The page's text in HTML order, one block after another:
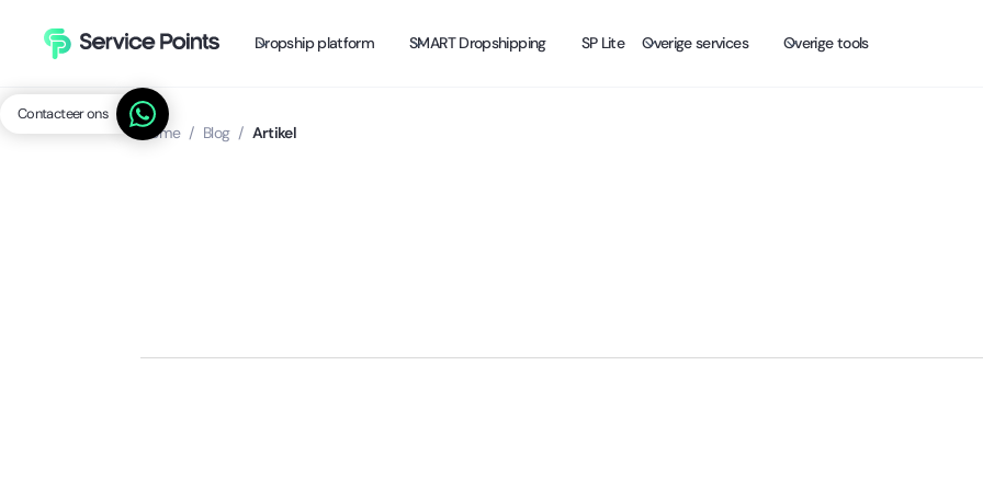
Dropship platform SMART Dropshipping SP Lite Overige services Overige tools
Contacteer ons
Home / Blog / Artikel